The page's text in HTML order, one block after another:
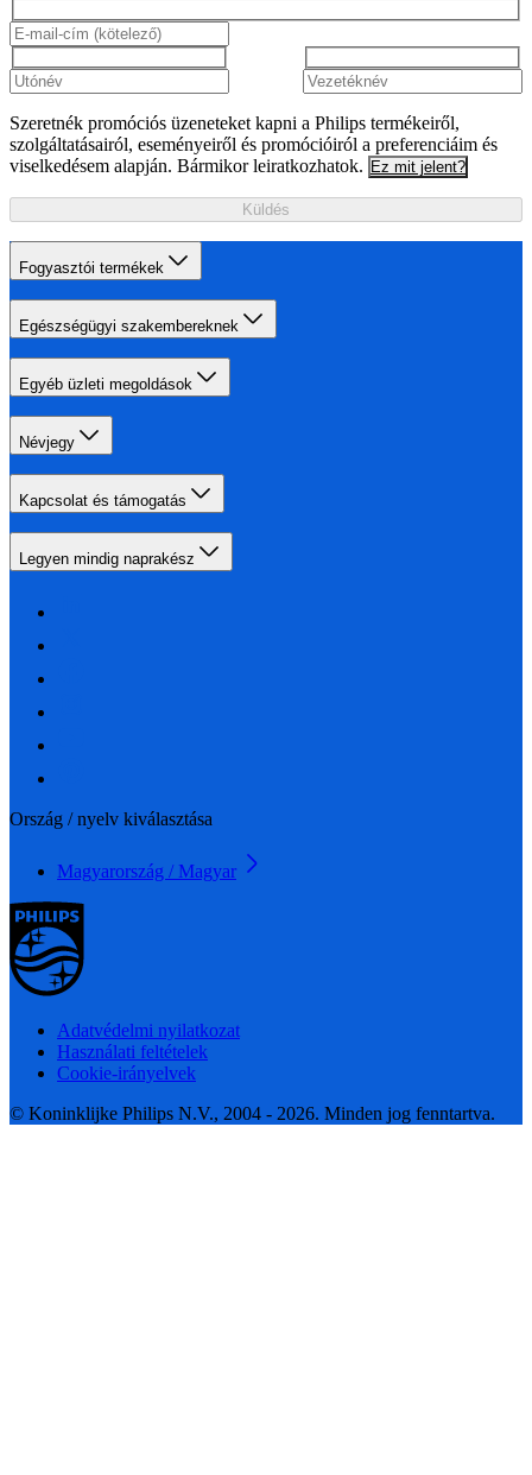
Szeretnék promóciós üzeneteket kapni a Philips termékeiről,
szolgáltatásairól, eseményeiről és promócióiról a preferenciáim és
viselkedésem alapján. Bármikor leiratkozhatok. Ez mit jelent?
Küldés
Fogyasztói termékek
Egészségügyi szakembereknek
Egyéb üzleti megoldások
Névjegy
Kapcsolat és támogatás
Legyen mindig naprakész
Ország / nyelv kiválasztása
Magyarország / Magyar
Adatvédelmi nyilatkozat
Használati feltételek
Cookie-irányelvek
© Koninklijke Philips N.V., 2004 - 2026. Minden jog fenntartva.